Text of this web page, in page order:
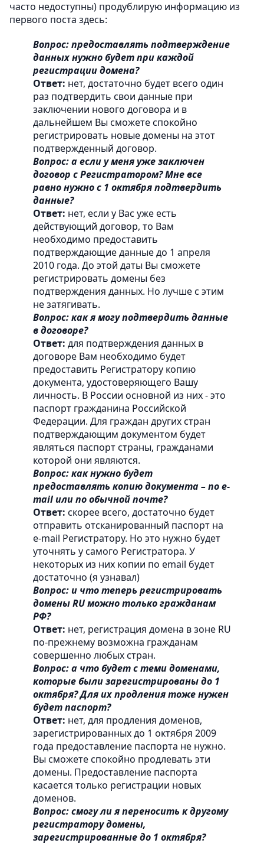
часто недоступны) продублирую информацию из
первого поста здесь:
Вопрос: предоставлять подтверждение
данных нужно будет при каждой
регистрации домена?
Ответ: нет, достаточно будет всего один
раз подтвердить свои данные при
заключении нового договора и в
дальнейшем Вы сможете спокойно
регистрировать новые домены на этот
подтвержденный договор.
Вопрос: а если у меня уже заключен
договор с Регистратором? Мне все
равно нужно с 1 октября подтвердить
данные?
Ответ: нет, если у Вас уже есть
действующий договор, то Вам
необходимо предоставить
подтверждающие данные до 1 апреля
2010 года. До этой даты Вы сможете
регистрировать домены без
подтверждения данных. Но лучше с этим
не затягивать.
Вопрос: как я могу подтвердить данные
в договоре?
Ответ: для подтверждения данных в
договоре Вам необходимо будет
предоставить Регистратору копию
документа, удостоверяющего Вашу
личность. В России основной из них - это
паспорт гражданина Российской
Федерации. Для граждан других стран
подтверждающим документом будет
являться паспорт страны, гражданами
которой они являются.
Вопрос: как нужно будет
предоставлять копию документа – по e-
mail или по обычной почте?
Ответ: скорее всего, достаточно будет
отправить отсканированный паспорт на
e-mail Регистратору. Но это нужно будет
уточнять у самого Регистратора. У
некоторых из них копии по email будет
достаточно (я узнавал)
Вопрос: и что теперь регистрировать
домены RU можно только гражданам
РФ?
Ответ: нет, регистрация домена в зоне RU
по-прежнему возможна гражданам
совершенно любых стран.
Вопрос: а что будет с теми доменами,
которые были зарегистрированы до 1
октября? Для их продления тоже нужен
будет паспорт?
Ответ: нет, для продления доменов,
зарегистрированных до 1 октября 2009
года предоставление паспорта не нужно.
Вы сможете спокойно продлевать эти
домены. Предоставление паспорта
касается только регистрации новых
доменов.
Вопрос: смогу ли я переносить к другому
регистратору домены,
зарегистрированные до 1 октября?